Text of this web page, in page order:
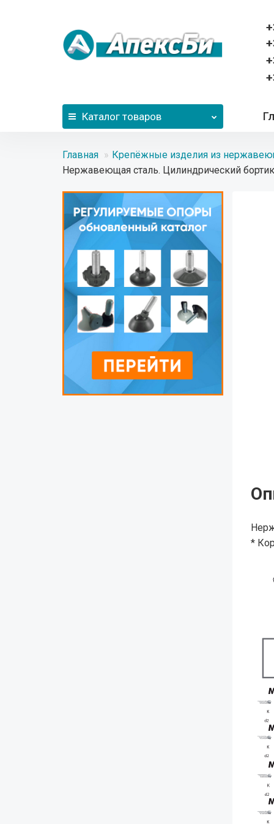
Каталог товаров
Главная
Крепёжные изделия из
Нержавеющая сталь. Цилиндрический
*